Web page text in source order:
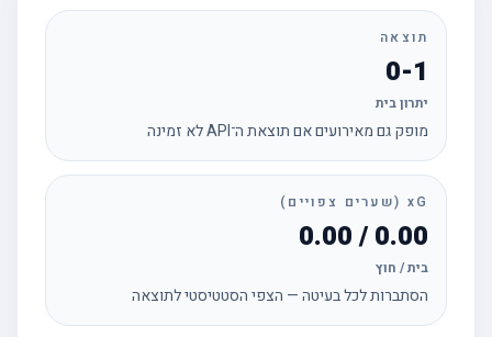
תוצאה
0-1
יתרון בית
מופק גם מאירועים אם תוצאת ה־API לא זמינה
xG (שערים צפויים)
0.00 / 0.00
בית / חוץ
הסתברות לכל בעיטה — הצפי הסטטיסטי לתוצאה